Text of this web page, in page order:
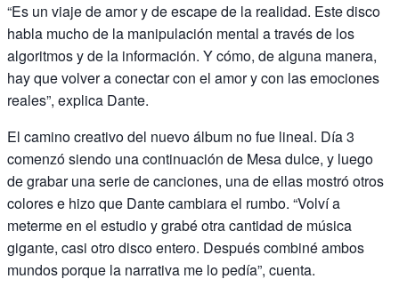
“Es un viaje de amor y de escape de la realidad. Este disco
habla mucho de la manipulación mental a través de los
algoritmos y de la información. Y cómo, de alguna manera,
hay que volver a conectar con el amor y con las emociones
reales”, explica Dante.
El camino creativo del nuevo álbum no fue lineal. Día 3
comenzó siendo una continuación de Mesa dulce, y luego
de grabar una serie de canciones, una de ellas mostró otros
colores e hizo que Dante cambiara el rumbo. “Volví a
meterme en el estudio y grabé otra cantidad de música
gigante, casi otro disco entero. Después combiné ambos
mundos porque la narrativa me lo pedía”, cuenta.